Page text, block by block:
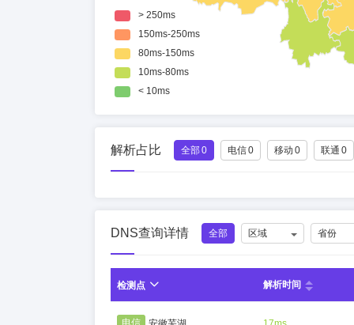
解析占比 全部0 电信0 移动 0 联通 0
DNS查询详情 全部 区域 省份
检测点 解析时间
电信